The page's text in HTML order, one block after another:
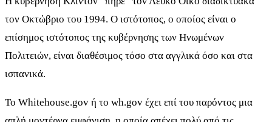
τον Οκτώβριο του 1994. Ο ιστότοπος, ο οποίος είναι ο
επίσημος ιστότοπος της κυβέρνησης των Ηνωμένων
Πολιτειών, είναι διαθέσιμος τόσο στα αγγλικά όσο και στα
ισπανικά.
Το Whitehouse.gov ή το wh.gov έχει επί του παρόντος μια